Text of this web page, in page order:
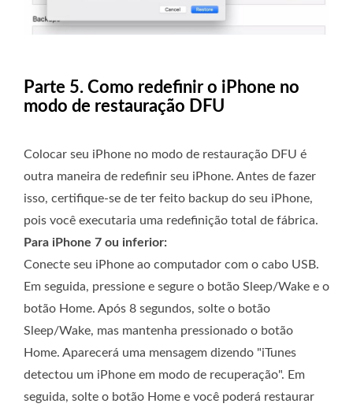
Parte 5. Como redefinir o iPhone no
modo de restauração DFU
Colocar seu iPhone no modo de restauração DFU é
outra maneira de redefinir seu iPhone. Antes de fazer
isso, certifique-se de ter feito backup do seu iPhone,
pois você executaria uma redefinição total de fábrica.
Para iPhone 7 ou inferior:
Conecte seu iPhone ao computador com o cabo USB.
Em seguida, pressione e segure o botão Sleep/Wake e o
botão Home. Após 8 segundos, solte o botão
Sleep/Wake, mas mantenha pressionado o botão
Home. Aparecerá uma mensagem dizendo "iTunes
detectou um iPhone em modo de recuperação". Em
seguida, solte o botão Home e você poderá restaurar